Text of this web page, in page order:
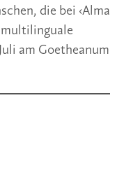
die bei ‹Alma
multilinguale
am Goetheanum